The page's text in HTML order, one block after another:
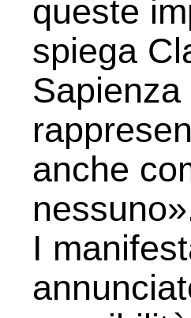
queste
spiega
Sapienza
anche
I